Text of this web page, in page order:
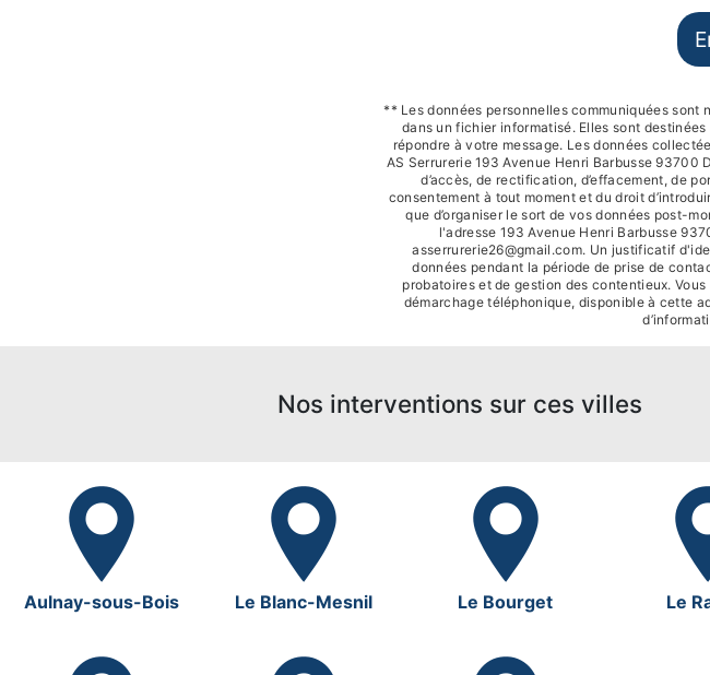
** Les données personnelles communiquées
dans un fichier informatisé. Elles sont
répondre à votre message. Les données
AS Serrurerie 193 Avenue Henri Barbusse 93700
d’accès, de rectification, d’effacement, de
consentement à tout moment et du droit
que d’organiser le sort de vos données post-
l'adresse 193 Avenue Henri Barbusse
asserrurerie26@gmail.com. Un justificatif
données pendant la période de prise de
probatoires et de gestion des contentieux.
démarchage téléphonique, disponible à cette
Nos interventions sur ces villes
Aulnay-sous-Bois Le Blanc-Mesnil Le Bourget Le